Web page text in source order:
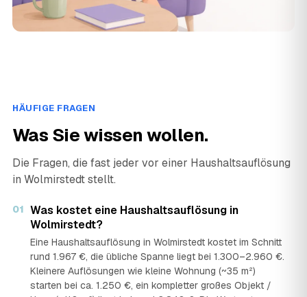
HÄUFIGE FRAGEN
Was Sie wissen wollen.
Die Fragen, die fast jeder vor einer Haushaltsauflösung
in Wolmirstedt stellt.
01 Was kostet eine Haushaltsauflösung in
Wolmirstedt?
Eine Haushaltsauflösung in Wolmirstedt kostet im Schnitt
rund 1.967 €, die übliche Spanne liegt bei 1.300–2.960 €.
Kleinere Auflösungen wie kleine Wohnung (~35 m²)
starten bei ca. 1.250 €, ein kompletter großes Objekt /